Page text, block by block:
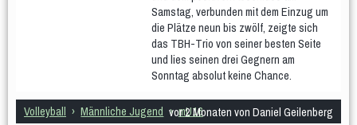
Kiga-Kids Mittwoch 5 bis 6 Jahre
1.-3. Klasse Dienstag ca. 6 bis 8 Jahre
4.-6. Klasse Donnerstag ca. 8 bis 12 Jahre
1.-2. Klasse Freitag ca. 6 bis 8 Jahre
Jugendliche
Männer und Frauen
Samstag, verbunden mit dem Einzug um
die Plätze neun bis zwölf, zeigte sich
das TBH-Trio von seiner besten Seite
und lies seinen drei Gegnern am
Sonntag absolut keine Chance.
Volleyball › Männliche Jugend › mU16
vor 2 Monaten von Daniel Geilenberg